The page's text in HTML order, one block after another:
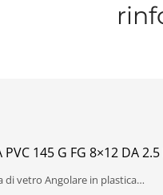
PVC 145 G FG 8×12 DA
di vetro Angolare in plastica…